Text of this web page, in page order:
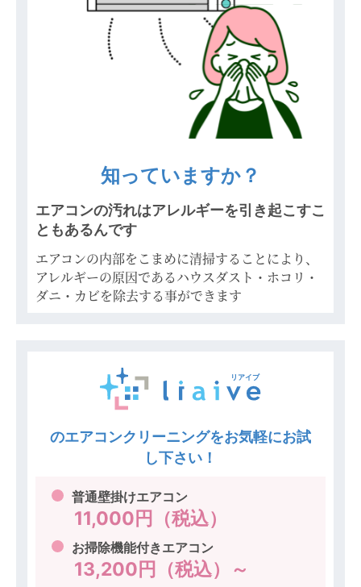
知っていますか？
エアコンの汚れはアレルギーを引き起こすこ
ともあるんです
エアコンの内部をこまめに清掃することにより、
アレルギーの原因であるハウスダスト・ホコリ ・
ダニ・カビを除去する事ができます
のエアコンクリーニングをお気軽にお試
し下さい！
普通壁掛けエアコン
11,000円（税込）
お掃除機能付きエアコン
13,200円（税込）～